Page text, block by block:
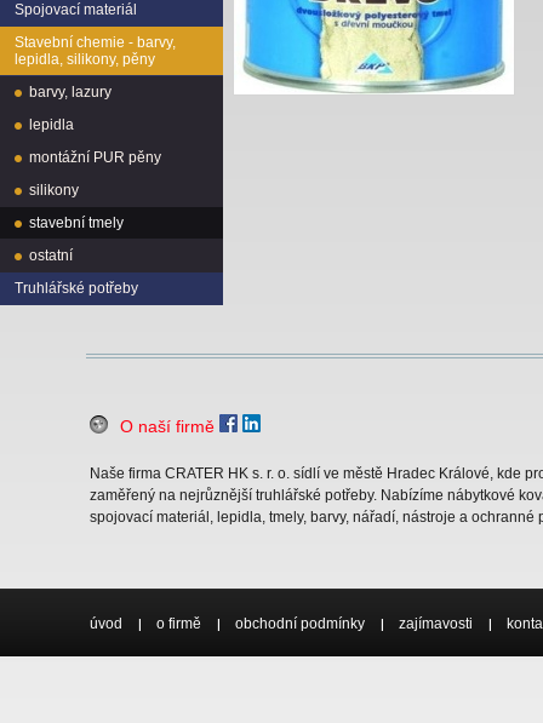
Spojovací materiál
Stavební chemie - barvy,
lepidla, silikony, pěny
barvy, lazury
lepidla
montážní PUR pěny
silikony
stavební tmely
ostatní
Truhlářské potřeby
O naší firmě
Naše firma CRATER HK s. r. o. sídlí ve městě Hradec Králové, kde
zaměřený na nejrůznější truhlářské potřeby. Nabízíme nábytkové
spojovací materiál, lepidla, tmely, barvy, nářadí, nástroje a ochranné
úvod o firmě obchodní podmínky zajímavosti